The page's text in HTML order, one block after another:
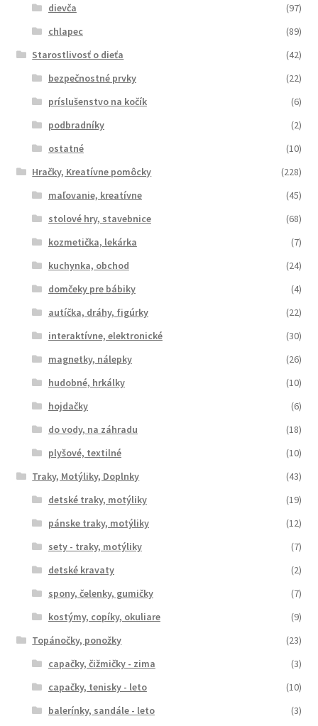
dievča
(97)
chlapec
(89)
Starostlivosť o dieťa
(42)
bezpečnostné prvky
(22)
príslušenstvo na kočík
(6)
podbradníky
(2)
ostatné
(10)
Hračky, Kreatívne pomôcky
(228)
maľovanie, kreatívne
(45)
stolové hry, stavebnice
(68)
kozmetička, lekárka
(7)
kuchynka, obchod
(24)
domčeky pre bábiky
(4)
autíčka, dráhy, figúrky
(22)
interaktívne, elektronické
(30)
magnetky, nálepky
(26)
hudobné, hrkálky
(10)
hojdačky
(6)
do vody, na záhradu
(18)
plyšové, textilné
(10)
Traky, Motýliky, Doplnky
(43)
detské traky, motýliky
(19)
pánske traky, motýliky
(12)
sety - traky, motýliky
(7)
detské kravaty
(2)
spony, čelenky, gumičky
(7)
kostýmy, copíky, okuliare
(9)
Topánočky, ponožky
(23)
capačky, čižmičky - zima
(3)
capačky, tenisky - leto
(10)
balerínky, sandále - leto
(3)